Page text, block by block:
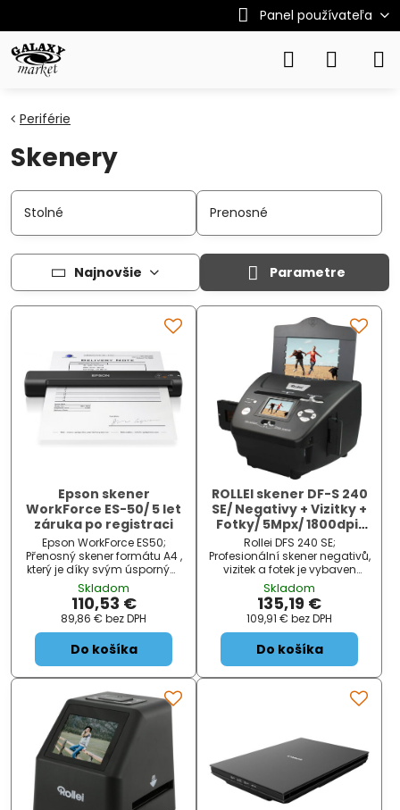
Panel používateľa
Periférie
Skenery
Stolné Prenosné
Najnovšie Parametre
Epson skener
WorkForce ES-50/ 5 let
záruka po registraci
Epson WorkForce ES50;
Přenosný skener formátu A4 ,
který je díky svým úsporným
rozměrům a nízké hmotnosti
ideální do malých či
domácích kanceláří s
omezeným prostorem. Nabízí
rychlost skenování až 5,5
stran...
Skladom
110,53 €
89,86 € bez DPH
Do košíka
ROLLEI skener DF-S 240
SE/ Negativy + Vizitky +
Fotky/ 5Mpx/ 1800dpi/
2,4" LCD/ SDHC/ USB
Rollei DFS 240 SE;
Profesionální skener negativů,
vizitek a fotek je vybaven
senzorem s rozlišením 5 Mpx ,
díky němu je možné
dosáhnout snímku v rozlišení
až...
Skladom
135,19 €
109,91 € bez DPH
Do košíka